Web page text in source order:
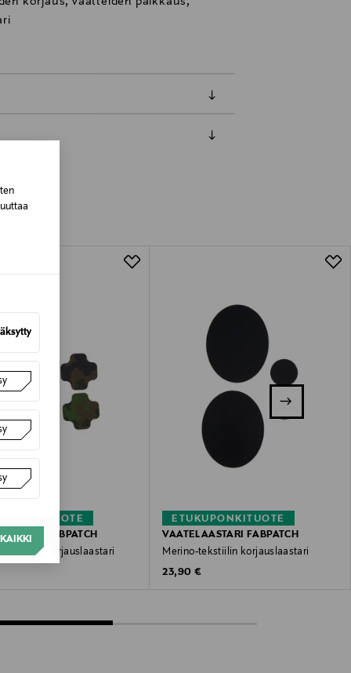
koosta riippuen
valittuun osoitteeseen.
tuotteen vastaanottamisesta.
FABPATCH
tekstiilin korjauslaastari
ETUKUPONKITUOTE
VAATELAASTARI FABPATCH
Merino-tekstiilin korjauslaastari
Original Price
23,90 €